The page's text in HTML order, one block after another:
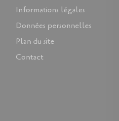
Informations légales
Données personnelles
Plan du site
Contact